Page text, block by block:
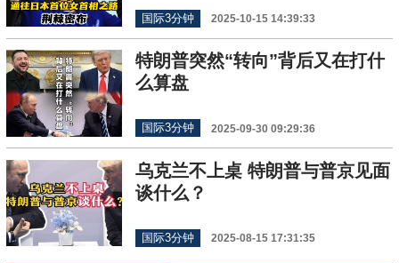
国际3分钟 2025-10-15 14:39:33
特朗普突然“转向”背后又在打什
么算盘
国际3分钟 2025-09-30 09:29:36
乌克兰不上桌 特朗普与普京见面
谈什么？
国际3分钟 2025-08-15 17:31:35